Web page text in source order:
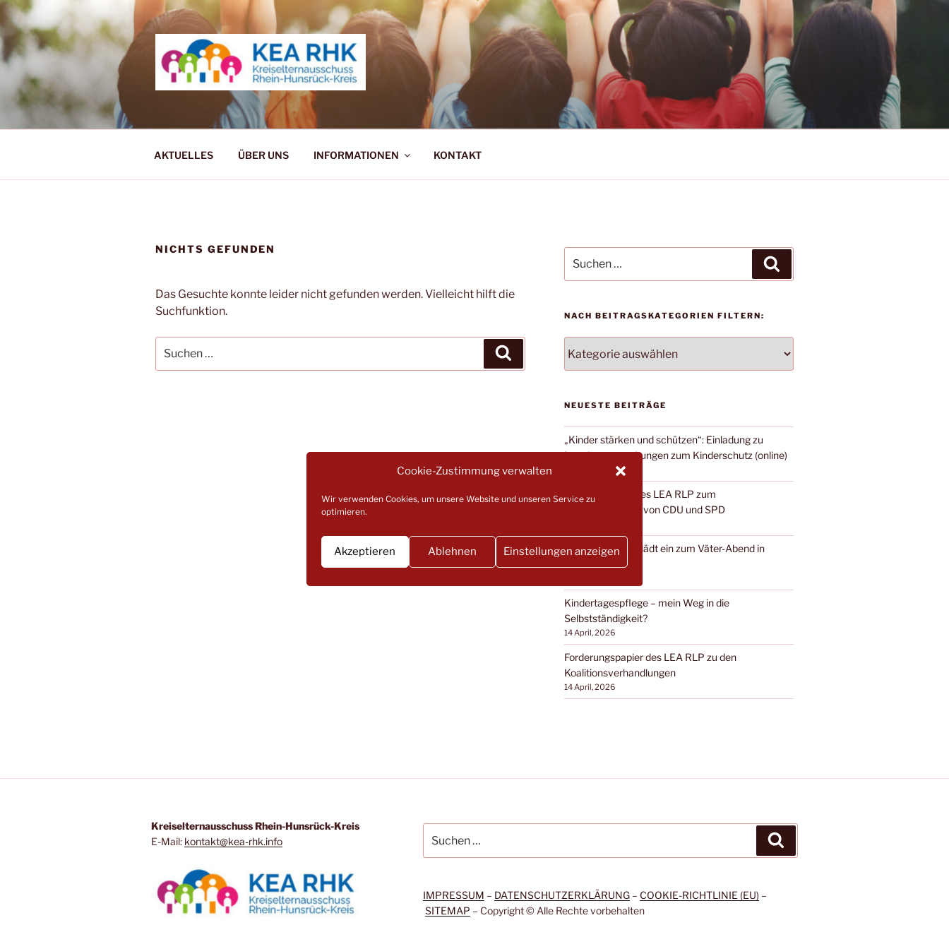
Cookie-Zustimmung verwalten
Wir verwenden Cookies, um unsere Website und unseren Service zu
optimieren.
Akzeptieren Ablehnen Einstellungen anzeigen
Zum
Inhalt
springen
KREISELTERNAUSSCHUSS RHEIN-HUNSRÜCK-
KREIS
AKTUELLES ÜBER UNS INFORMATIONEN KONTAKT
NICHTS GEFUNDEN
Das Gesuchte konnte leider nicht gefunden werden. Vielleicht hilft die
Suchfunktion.
nach:
nach:
NACH BEITRAGSKATEGORIEN FILTERN:
BEITRAGSKATEGORIEN
FILTERN:
NEUESTE BEITRÄGE
„Kinder stärken und schützen“: Einladung zu
Impulsveranstaltungen zum Kinderschutz (online)
Stellungnahme des LEA RLP zum
Koalitionsvertrag von CDU und SPD
Kita-Sozialarbeit lädt ein zum Väter-Abend in
Kindertagespflege – mein Weg in die
Selbstständigkeit?
14 April, 2026
Forderungspapier des LEA RLP zu den
Koalitionsverhandlungen
14 April, 2026
Kreiselternausschuss Rhein-Hunsrück-Kreis
E-Mail: kontakt@kea-rhk.info
nach:
IMPRESSUM – DATENSCHUTZERKLÄRUNG– COOKIE-RICHTLINIE (EU) –
SITEMAP – Copyright © Alle Rechte vorbehalten